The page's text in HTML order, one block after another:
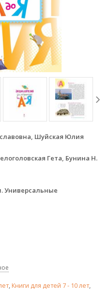
Шуйская Юлия
Гета, Бунина Н.
Универсальные
,Книги для детей 7 - 10 лет,